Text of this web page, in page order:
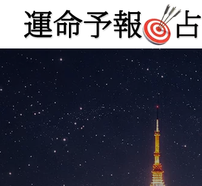
運命予報占い
運命予報占いとは